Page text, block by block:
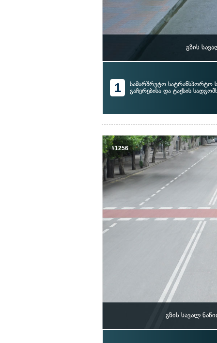
გზის
1
სამარშრუტო სატრანსპორტო
გაჩერებისა და ტაქსის
#1256
გზის სავალ